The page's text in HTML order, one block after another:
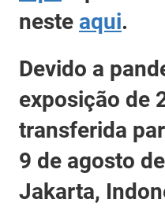
neste aqui.
Devido a
exposição de
transferida
9 de agosto
Jakarta,